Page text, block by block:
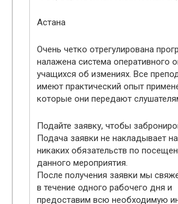
Астана
Очень четко отрегулирована
налажена система оперативного
учащихся об измениях. Все
имеют практический опыт
которые они передают
Подайте заявку, чтобы
Подача заявки не накладывает
никаких обязательств по
данного мероприятия.
После получения заявки мы
в течение одного рабочего дня и
предоставим всю необходимую